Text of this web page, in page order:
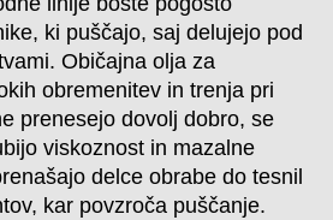
ki puščajo, saj delujejo pod
Običajna olja za
obremenitev in trenja pri
prenesejo dovolj dobro, se
viskoznost in mazalne
delce obrabe do tesnil
kar povzroča puščanje.